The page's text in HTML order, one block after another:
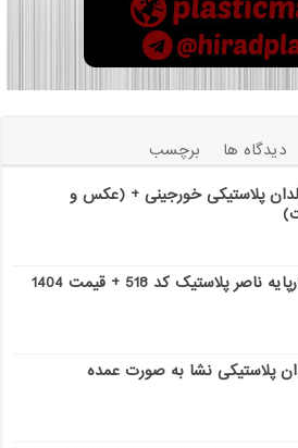
دیدگاه ها
برچسب
پلاستیکی خورجینی + (عکس و
ناصر پلاستیک کد 518 + قیمت 1404
پلاستیکی نشا به صورت عمده